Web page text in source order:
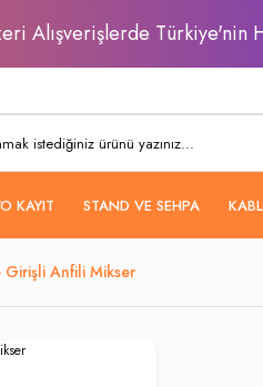
Alışverişlerde Türkiye'nin
KAYIT STAND VE SEHPA
Girişli Anfili Mikser